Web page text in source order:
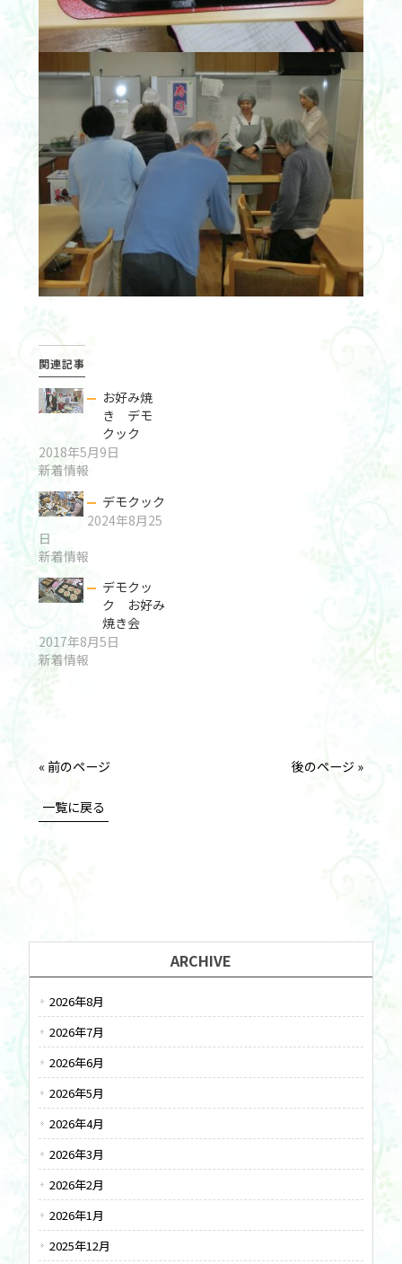
関連記事
お好み焼
き デモ
クック
2018年5月9日
新着情報
デモクック
2024年8月25
日
新着情報
デモクッ
ク お好み
焼き会
2017年8月5日
新着情報
« 前のページ 後のページ »
一覧に戻る
ARCHIVE
2026年8月
2026年7月
2026年6月
2026年5月
2026年4月
2026年3月
2026年2月
2026年1月
2025年12月